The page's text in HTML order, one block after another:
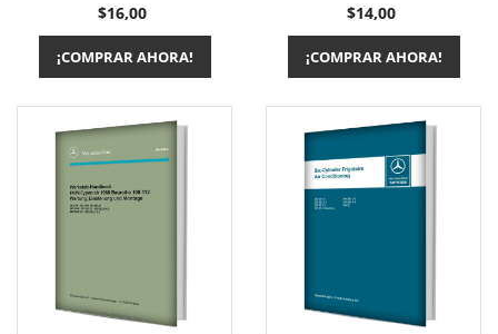
Precio
$16,00
¡COMPRAR AHORA!
Precio
$14,00
¡COMPRAR AHORA!